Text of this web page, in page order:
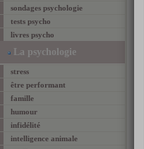
sondages psychologie
tests psycho
livres psycho
La psychologie
stress
être performant
famille
humour
infidélité
intelligence animale